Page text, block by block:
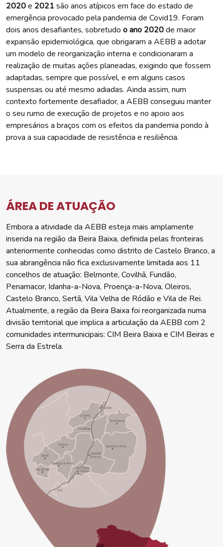
2020e 2021são anos atípicos em face do estado de
emergência provocado pela pandemia de Covid19. Foram
dois anos desafiantes, sobretudo o ano 2020de maior
expansão epidemiológica, que obrigaram a AEBB a adotar
um modelo de reorganização interna e condicionaram a
realização de muitas ações planeadas, exigindo que fossem
adaptadas, sempre que possível, e em alguns casos
suspensas ou até mesmo adiadas. Ainda assim, num
contexto fortemente desafiador, a AEBB conseguiu manter
o seu rumo de execução de projetos e no apoio aos
empresários a braços com os efeitos da pandemia pondo à
prova a sua capacidade de resistência e resiliência.
ÁREA DE ATUAÇÃO
Embora a atividade da AEBB esteja mais amplamente
inserida na região da Beira Baixa, definida pelas fronteiras
anteriormente conhecidas como distrito de Castelo Branco, a
sua abrangência não fica exclusivamente limitada aos 11
concelhos de atuação: Belmonte, Covilhã, Fundão,
Penamacor, Idanha-a-Nova, Proença-a-Nova, Oleiros,
Castelo Branco, Sertã, Vila Velha de Ródão e Vila de Rei.
Atualmente, a região da Beira Baixa foi reorganizada numa
divisão territorial que implica a articulação da AEBB com 2
comunidades intermunicipais: CIM Beira Baixa e CIM Beiras e
Serra da Estrela.